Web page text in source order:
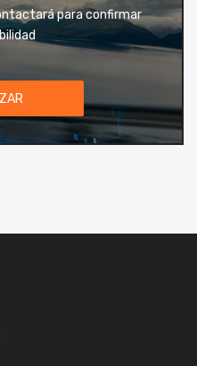
para confirmar